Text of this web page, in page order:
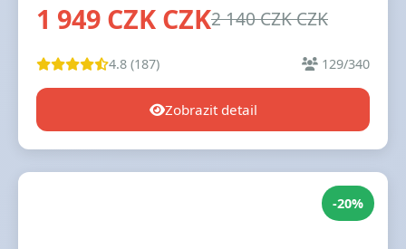
1 949 CZK CZK2 140 CZK CZK
4.8 (187) 129/340
Zobrazit detail
-20%